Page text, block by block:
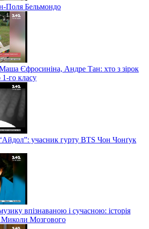
Поля Бельмондо
Єфросиніна, Андре Тан: хто з зірок
1-го класу
учасник гурту BTS Чон Чонґук
впізнаваною і сучасною: історія
Миколи Мозгового